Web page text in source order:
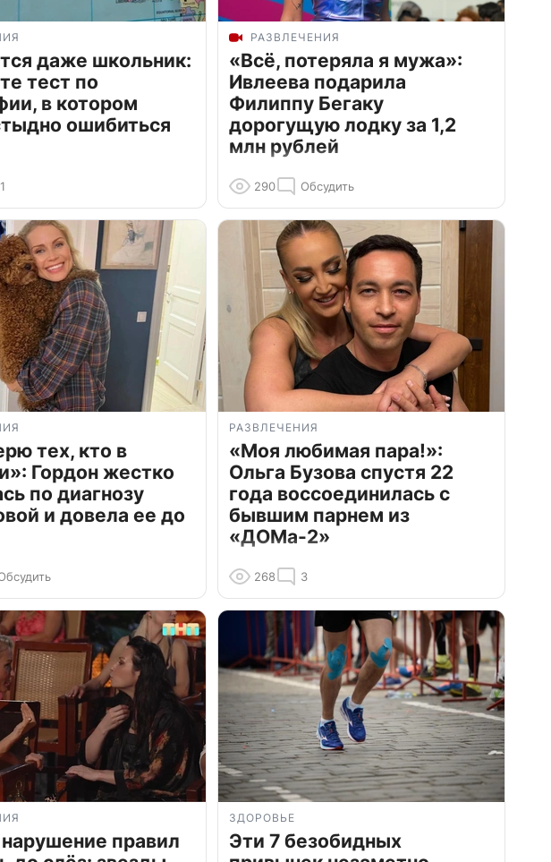
даже школьник:
тест по
в котором
ошибиться
1
РАЗВЛЕЧЕНИЯ
«Всё, потеряла я мужа»:
Ивлеева подарила
Филиппу Бегаку
дорогущую лодку за 1,2
млн рублей
290 Обсудить
тех, кто в
Гордон жестко
по диагнозу
и довела ее до
РАЗВЛЕЧЕНИЯ
«Моя любимая пара!»:
Ольга Бузова спустя 22
года воссоединилась с
бывшим парнем из
«ДОМа-2»
268 3
правил
ЗДОРОВЬЕ
Эти 7 безобидных